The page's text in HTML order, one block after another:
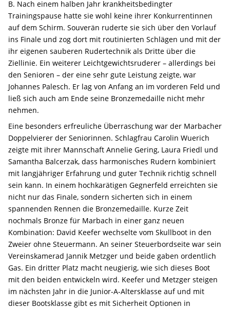
B. Nach einem halben Jahr krankheitsbedingter
Trainingspause hatte sie wohl keine ihrer Konkurrentinnen
auf dem Schirm. Souverän ruderte sie sich über den Vorlauf
ins Finale und zog dort mit routinierten Schlägen und mit der
ihr eigenen sauberen Rudertechnik als Dritte über die
Ziellinie. Ein weiterer Leichtgewichtsruderer – allerdings bei
den Senioren – der eine sehr gute Leistung zeigte, war
Johannes Palesch. Er lag von Anfang an im vorderen Feld und
ließ sich auch am Ende seine Bronzemedaille nicht mehr
nehmen.
Eine besonders erfreuliche Überraschung war der Marbacher
Doppelvierer der Seniorinnen. Schlagfrau Carolin Wuerich
zeigte mit ihrer Mannschaft Annelie Gering, Laura Friedl und
Samantha Balcerzak, dass harmonisches Rudern kombiniert
mit langjähriger Erfahrung und guter Technik richtig schnell
sein kann. In einem hochkarätigen Gegnerfeld erreichten sie
nicht nur das Finale, sondern sicherten sich in einem
spannenden Rennen die Bronzemedaille. Kurze Zeit
nochmals Bronze für Marbach in einer ganz neuen
Kombination: David Keefer wechselte vom Skullboot in den
Zweier ohne Steuermann. An seiner Steuerbordseite war sein
Vereinskamerad Jannik Metzger und beide gaben ordentlich
Gas. Ein dritter Platz macht neugierig, wie sich dieses Boot
mit den beiden entwickeln wird. Keefer und Metzger steigen
im nächsten Jahr in die Junior-A-Altersklasse auf und mit
dieser Bootsklasse gibt es mit Sicherheit Optionen in